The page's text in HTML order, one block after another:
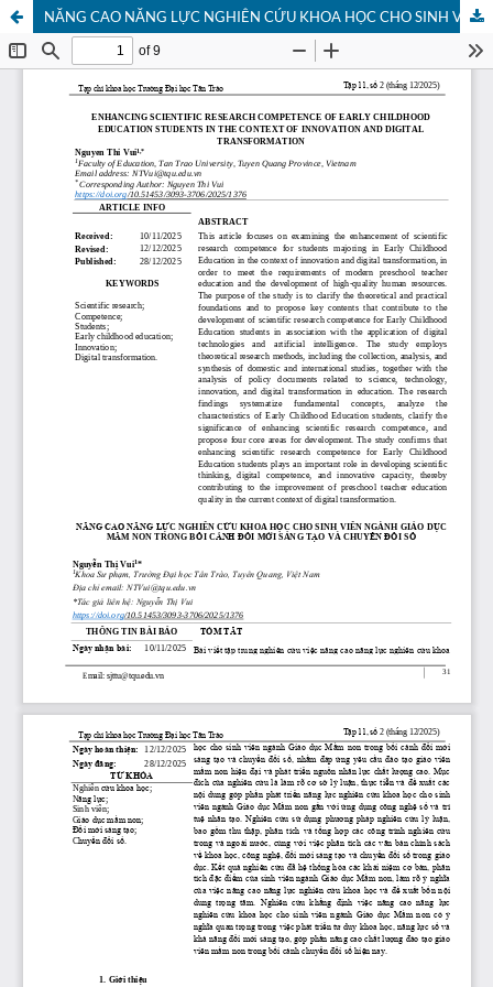
NĂNG CAO NĂNG LỰC NGHIÊN CỨU KHOA HỌC CHO SINH VIÊN NGÀNH GIÁO DỤC MẦM NON TRONG BỐI CẢNH ĐỐI MỚI SÁNG TẠO VÀ CHUYỂN ĐỔI SỐ